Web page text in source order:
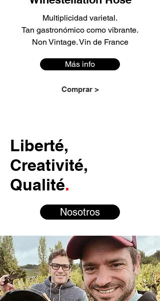
Multiplicidad varietal.
Tan gastronómico como vibrante.
Non Vintage. Vin de France
Más info
Comprar >
Liberté,
Creativité,
Qualité.
Nosotros